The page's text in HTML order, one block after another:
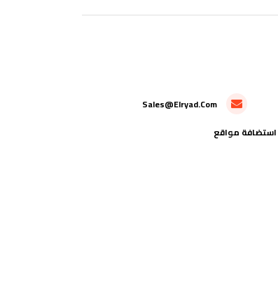
Sales@elryad.com
استضافة مواقع